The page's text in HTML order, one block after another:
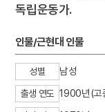
독립운동가.
인물/근현대 인물
성별 남성
출생 연도 1900년(